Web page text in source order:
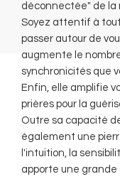
déconnectée" de la
Soyez attentif à
passer autour de
augmente le
synchronicités que
Enfin, elle amplifie
prières pour la
Outre sa capacité
également une
l'intuition, la
apporte une grande